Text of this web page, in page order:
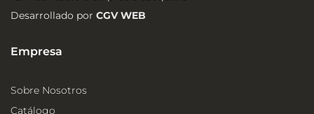
Desarrollado por CGV WEB
Empresa
Sobre Nosotros
Catálogo